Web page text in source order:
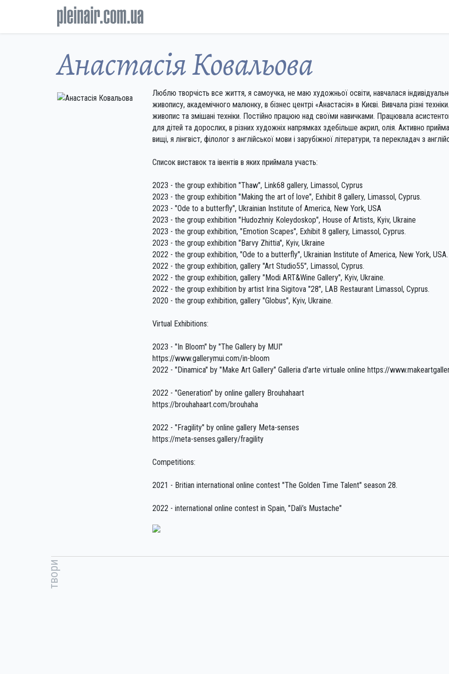
Анастасія Ковальова
Люблю творчість все життя, я самоучка, не маю художньої освіти, навчалася
живопису, академічного малюнку, в бізнес центрі «Анастасія» в Києві. Вивчала різні
живопис та змішані техніки. Постійно працюю над своїми навичками. Працювала
для дітей та дорослих, в різних художніх напрямках здебільше акрил, олія. Активно
вищі, я лінгвіст, філолог з англійської мови і зарубіжної літератури, та перекладач з
Список виставок та івентів в яких приймала участь:
2023 - the group exhibition "Thaw", Link68 gallery, Limassol, Cyprus
2023 - the group exhibition "Making the art of love", Exhibit 8 gallery, Limassol, Cyprus.
2023 - "Ode to a butterfly", Ukrainian Institute of America, New York, USA
2023 - the group exhibition "Hudozhniy Koleydoskop", House of Artists, Kyiv, Ukraine
2023 - the group exhibition, "Emotion Scapes", Exhibit 8 gallery, Limassol, Cyprus.
2023 - the group exhibition "Barvy Zhittia", Kyiv, Ukraine
2022 - the group exhibition, "Ode to a butterfly", Ukrainian Institute of America, New York, USA.
2022 - the group exhibition, gallery "Art Studio55", Limassol, Cyprus.
2022 - the group exhibition, gallery "Modi ART&Wine Gallery", Kyiv, Ukraine.
2022 - the group exhibition by artist Irina Sigitova "28", LAB Restaurant Limassol, Cyprus.
2020 - the group exhibition, gallery "Globus", Kyiv, Ukraine.
Virtual Exhibitions:
2023 - "In Bloom" by "The Gallery by MUI"
https://www.gallerymui.com/in-bloom
2022 - "Dinamica" by "Make Art Gallery" Galleria d'arte virtuale online https://
2022 - "Generation" by online gallery Brouhahaart
https://brouhahaart.com/brouhaha
2022 - "Fragility" by online gallery Meta-senses
https://meta-senses.gallery/fragility
Competitions:
2021 - Britian international online contest "The Golden Time Talent" season 28.
2022 - international online contest in Spain, "Dali’s Mustache"
твори